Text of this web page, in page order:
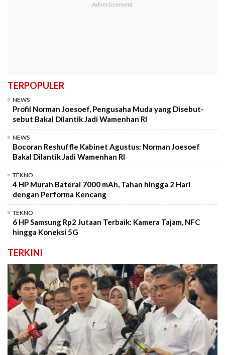
TERPOPULER
NEWS
Profil Norman Joesoef, Pengusaha Muda yang Disebut-
sebut Bakal Dilantik Jadi Wamenhan RI
NEWS
Bocoran Reshuffle Kabinet Agustus: Norman Joesoef
Bakal Dilantik Jadi Wamenhan RI
TEKNO
4 HP Murah Baterai 7000 mAh, Tahan hingga 2 Hari
dengan Performa Kencang
TEKNO
6 HP Samsung Rp2 Jutaan Terbaik: Kamera Tajam, NFC
hingga Koneksi 5G
TERKINI